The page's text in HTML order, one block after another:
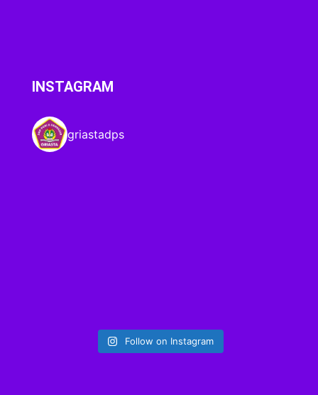
INSTAGRAM
griastadps
Follow on Instagram